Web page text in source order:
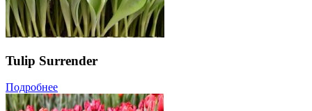
Tulip Surrender
Подробнее